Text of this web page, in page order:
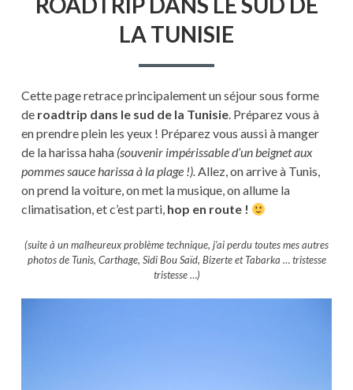
LE
SUD
DE
LA TUNISIE
Cette page retrace principalement un séjour sous forme
deroadtrip dans le sud de la Tunisie. Préparez vous à
en prendre plein les yeux ! Préparez vous aussi à manger
de la harissa haha (souvenir impérissable d’un beignet aux
pommes sauce harissa à la plage !).Allez, on arrive à Tunis,
on prend la voiture, on met la musique, on allume la
climatisation, et c’est parti, hop en route !
(suite à un malheureux problème technique, j’ai perdu toutes mes autres
photos de Tunis, Carthage, Sidi Bou Saïd, Bizerte et Tabarka … tristesse
tristesse …)